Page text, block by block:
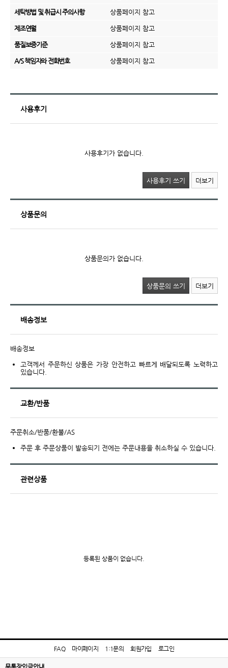
세탁방법 및 취급시 주의사항 상품페이지 참고
제조연월 상품페이지 참고
품질보증기준 상품페이지 참고
A/S 책임자와 전화번호 상품페이지 참고
사용후기
사용후기가 없습니다.
사용후기 쓰기 더보기
상품문의
상품문의가 없습니다.
상품문의 쓰기 더보기
배송정보
배송정보
고객께서 주문하신 상품은 가장 안전하고 빠르게 배달되도록 노력하고
있습니다.
교환/반품
주문취소/반품/환불/AS
주문 후 주문상품이 발송되기 전에는 주문내용을 취소하실 수 있습니다.
관련상품
등록된 상품이 없습니다.
FAQ 마이페이지 1:1문의 회원가입 로그인